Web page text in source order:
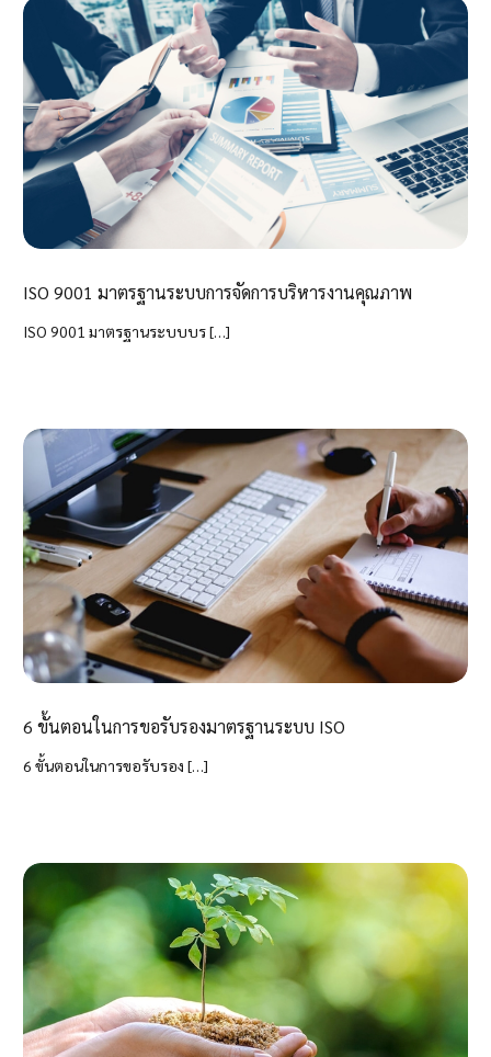
ISO 9001 มาตรฐานระบบการจัดการบริหารงานคุณภาพ
ISO 9001 มาตรฐานระบบบร […]
6 ขั้นตอนในการขอรับรองมาตรฐานระบบ ISO
6 ขั้นตอนในการขอรับรอง […]